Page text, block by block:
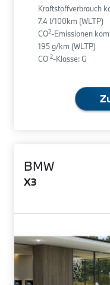
Kraftstoffverbrauch
7.4 l/100km (WLTP)
CO2-Emissionen
195 g/km (WLTP)
CO 2-Klasse: G
BMW
X3